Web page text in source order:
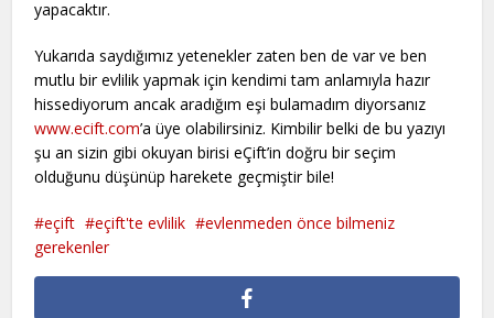
yapacaktır.
Yukarıda saydığımız yetenekler zaten ben de var ve ben
mutlu bir evlilik yapmak için kendimi tam anlamıyla hazır
hissediyorum ancak aradığım eşi bulamadım diyorsanız
www.ecift.com’a üye olabilirsiniz. Kimbilir belki de bu yazıyı
şu an sizin gibi okuyan birisi eÇift’in doğru bir seçim
olduğunu düşünüp harekete geçmiştir bile!
eçift eçift'te evlilik
evlenmeden önce bilmeniz
gerekenler